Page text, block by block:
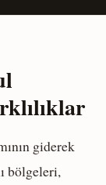
giderek
bölgeleri,